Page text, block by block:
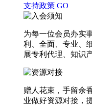
支持政策 GO
为每一位会员办实
利、全面、专业、
展专利代理、知识
赠人花束，手留余
业做好资源对接，